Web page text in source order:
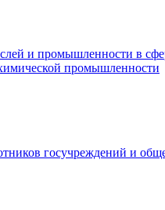
и промышленности в
промышленности
госучреждений и